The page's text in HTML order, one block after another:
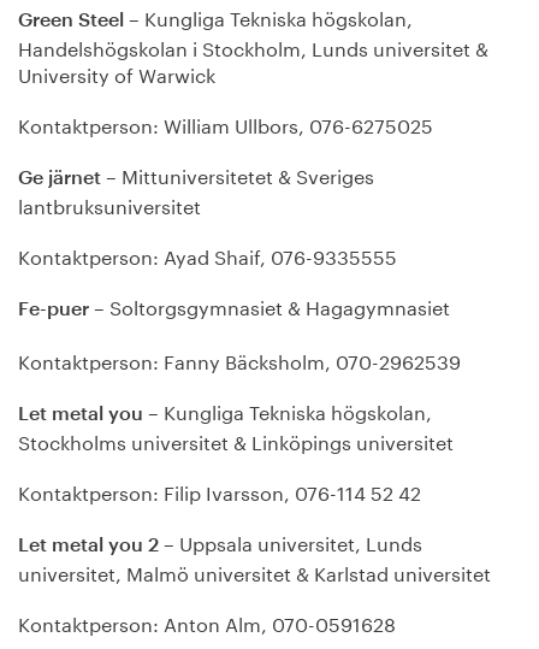
Green Steel – Kungliga Tekniska högskolan,
Handelshögskolan i Stockholm, Lunds universitet &
University of Warwick
Kontaktperson: William Ullbors, 076-6275025
Ge järnet – Mittuniversitetet & Sveriges
lantbruksuniversitet
Kontaktperson: Ayad Shaif, 076-9335555
Fe-puer – Soltorgsgymnasiet & Hagagymnasiet
Kontaktperson: Fanny Bäcksholm, 070-2962539
Let metal you – Kungliga Tekniska högskolan,
Stockholms universitet & Linköpings universitet
Kontaktperson: Filip Ivarsson, 076-114 52 42
Let metal you 2 – Uppsala universitet, Lunds
universitet, Malmö universitet & Karlstad universitet
Kontaktperson: Anton Alm, 070-0591628